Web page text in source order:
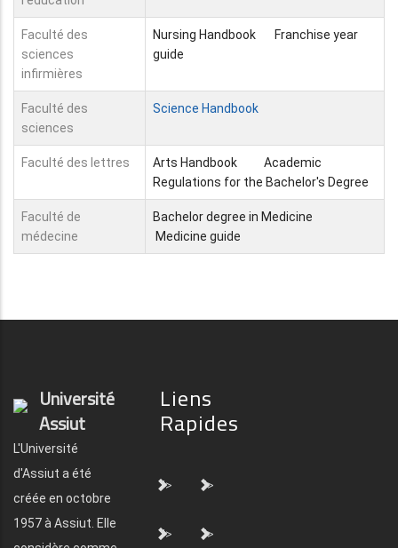
Faculté des
sciences
infirmières
Nursing Handbook
Franchise year
guide
Faculté des
sciences
Science Handbook
Faculté des lettres Arts Handbook
Academic
Regulations for the Bachelor's Degree
Faculté de
médecine
Bachelor degree in Medicine
Medicine guide
Université
Assiut
L'Université
d'Assiut a été
créée en octobre
1957 à Assiut. Elle
Liens
Rapides
"> ">
"> ">